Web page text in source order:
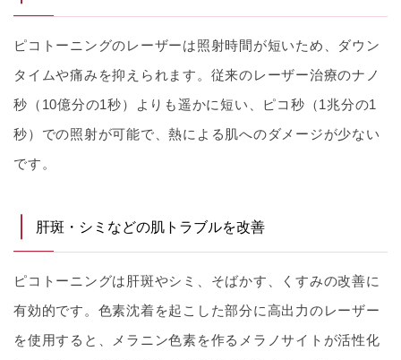
ピコトーニングのレーザーは照射時間が短いため、ダウン
タイムや痛みを抑えられます。従来のレーザー治療のナノ
秒（10億分の1秒）よりも遥かに短い、ピコ秒（1兆分の1
秒）での照射が可能で、熱による肌へのダメージが少ない
です。
肝斑・シミなどの肌トラブルを改善
ピコトーニングは肝斑やシミ、そばかす、くすみの改善に
有効的です。色素沈着を起こした部分に高出力のレーザー
を使用すると、メラニン色素を作るメラノサイトが活性化